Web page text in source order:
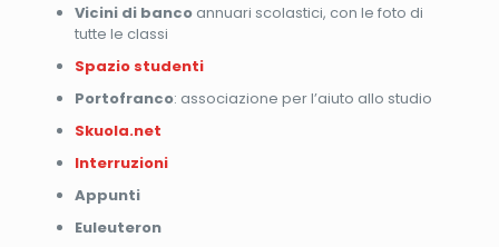
Vicini di bancoannuari scolastici, con le foto di
tutte le classi
Spazio studenti
Portofranco: associazione per l’aiuto allo studio
Skuola.net
Interruzioni
Appunti
Euleuteron